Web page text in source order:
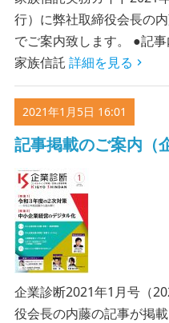
行）に弊社取締役会長の
でご案内致します。 ●記
家族信託 詳細を見る
2021年1月5日 16:01
記事掲載のご案内（
企業診断2021年1月号（
役会長の内藤の記事が掲